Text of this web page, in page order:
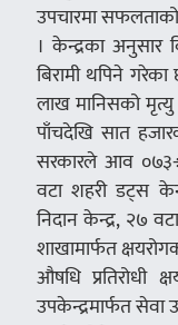
उपचारमा
। केन्द्रका अनुसार
बिरामी थपिने
लाख मानिसको
पाँचदेखि सात
सरकारले आव
वटा शहरी डट्स
निदान केन्द्र, २७
शाखामार्फत
औषधि प्रतिरोधी
उपकेन्द्रमार्फत सेवा